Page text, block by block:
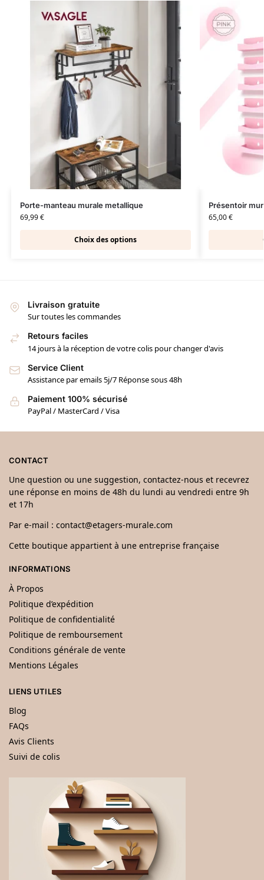
Porte-manteau murale metallique
69,99€
Choix des options
Présentoir
65,00€
Livraison gratuite
Sur toutes les commandes
Retours faciles
14 jours à la réception de votre colis pour changer d'avis
Service Client
Assistance par emails 5j/7 Réponse sous 48h
Paiement 100% sécurisé
PayPal / MasterCard / Visa
CONTACT
Une question ou une suggestion, contactez-nous et recevrez
une réponse en moins de 48h du lundi au vendredi entre 9h
et 17h
Par e-mail : contact@etagers-murale.com
Cette boutique appartient à une entreprise française
INFORMATIONS
À Propos
Politique d’expédition
Politique de confidentialité
Politique de remboursement
Conditions générale de vente
Mentions Légales
LIENS UTILES
Blog
FAQs
Avis Clients
Suivi de colis